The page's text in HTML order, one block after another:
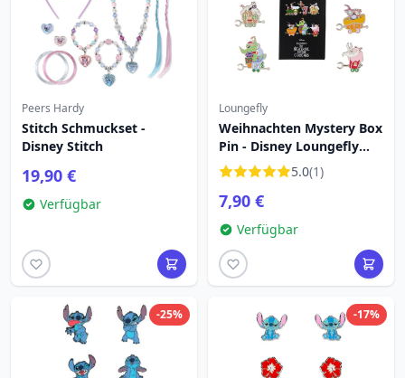
Peers Hardy
Stitch Schmuckset -
Disney Stitch
19,90 €
Verfügbar
Loungefly
Weihnachten Mystery Box
Pin - Disney Loungefly
The Nightmare Before
Christmas
5.0(1)
7,90 €
Verfügbar
-25% -17%